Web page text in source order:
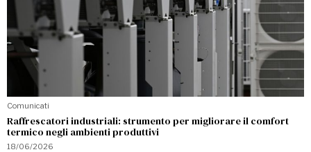
Comunicati
Raffrescatori industriali: strumento per migliorare il comfort
termico negli ambienti produttivi
18/06/2026